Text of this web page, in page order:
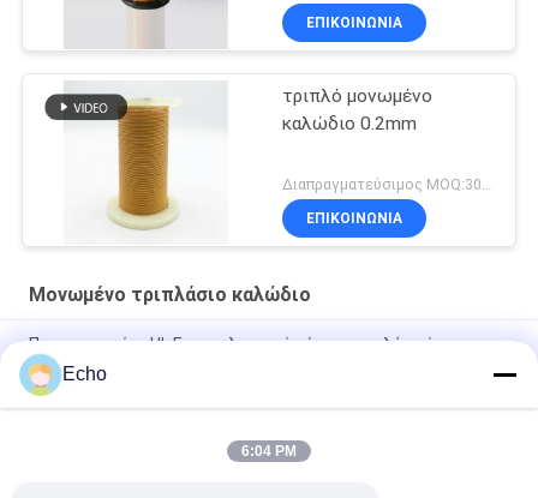
ΕΠΙΚΟΙΝΩΝΙΑ
τριπλό μονωμένο
καλώδιο 0.2mm
ΕΠΙΚΟΙΝΩΝΙΑ
Μονωμένο τριπλάσιο καλώδιο
Πιστοποιημένο UL Επαγγελματικό σύρμα τριπλής μόνωσης
σύρμα περιέλιξης χαλκού TIW για μετασχηματιστές
Τριπλό μονωμένο σύρμα 0,15mm Μονωμένο σύρμα TIW
TIW-B/F Τριπλή μόνωση σύρμα 0,15 mm μονωμένο TIW
Echo
6:04 PM